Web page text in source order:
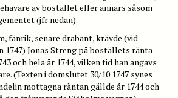
av bostället eller annars såsom
(jfr nedan).
fänrik, senare drabant, krävde (vid
1747) Jonas Streng på boställets ränta
och hela år 1744, vilken tid han angavs
(Texten i domslutet 30/10 1747 synes
mottagna räntan gällde år 1744 och